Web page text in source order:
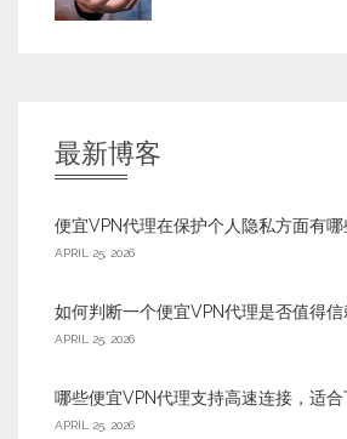
最新博客
便宜VPN代理在保护个人隐私方面有哪
APRIL 25, 2026
如何判断一个便宜VPN代理是否值得信
APRIL 25, 2026
哪些便宜VPN代理支持高速连接，适
APRIL 25, 2026